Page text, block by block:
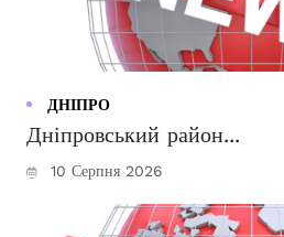
ДНІПРО
Дніпровський район...
10 Серпня 2026